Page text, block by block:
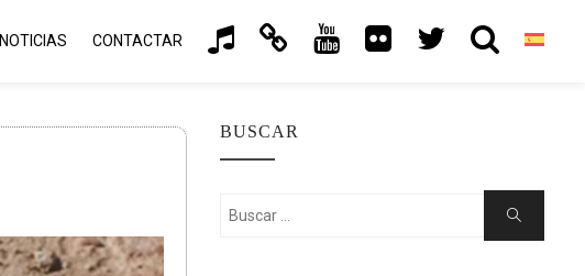
NOTICIAS CONTACTAR
BUSCAR
Buscar:
Buscar